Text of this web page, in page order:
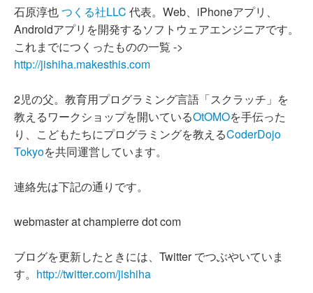
石原淳也つくる社LLC 代表。Web、iPhoneアプリ、
Androidアプリを開発するソフトウェアエンジニアです。
これまでにつくったものの一覧 ->
http://jishiha.makesthis.com
2児の父。教育用プログラミング言語「スクラッチ」を
教えるワークショップを開いているOtOMOを手伝った
り、こどもたちにプログラミングを教えるCoderDojo
Tokyoを共同運営しています。
連絡先は下記の通りです。
webmaster at champierre dot com
ブログを更新したときには、Twitter でつぶやいていま
す。 http://twitter.com/jishiha